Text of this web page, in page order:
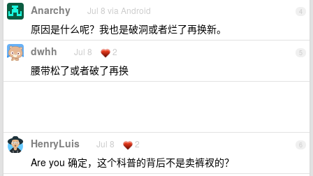
4
Anarchy Jul 8 via Android
原因是什么呢？我也是破洞或者烂了再换新。
5
dwhh Jul 8 2
腰带松了或者破了再换
6
HenryLuis Jul 8 2
Are you 确定，这个科普的背后不是卖裤衩的？